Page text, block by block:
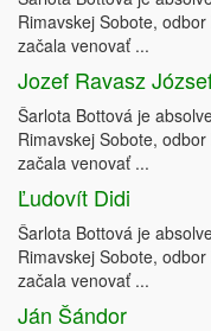
Rimavskej Sobote,
začala venovať ...
Jozef Ravasz
Šarlota Bottová je
Rimavskej Sobote,
začala venovať ...
Ľudovít Didi
Šarlota Bottová je
Rimavskej Sobote,
začala venovať ...
Ján Šándor